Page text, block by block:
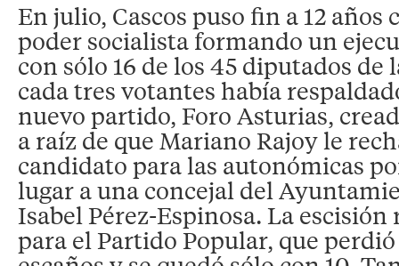
En julio, Cascos puso fin a 12 años
poder socialista formando un
con sólo 16 de los 45 diputados de
cada tres votantes había
nuevo partido, Foro Asturias,
a raíz de que Mariano Rajoy le
candidato para las autonómicas
lugar a una concejal del
Isabel Pérez-Espinosa. La
para el Partido Popular, que